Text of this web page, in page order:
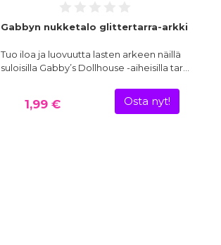
Gabbyn nukketalo glittertarra-arkki
Tuo iloa ja luovuutta lasten arkeen näillä
suloisilla Gabby’s Dollhouse -aiheisilla tar…
1,99 € Osta nyt!